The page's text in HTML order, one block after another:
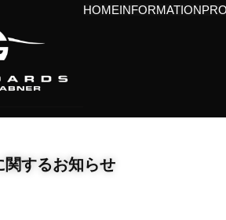
HOMEINFORMATION
関するお知らせ